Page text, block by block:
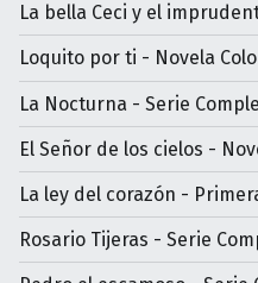
La bella Ceci y el
Loquito por ti - Novela
La Nocturna - Serie
El Señor de los cielos -
La ley del corazón -
Rosario Tijeras - Serie